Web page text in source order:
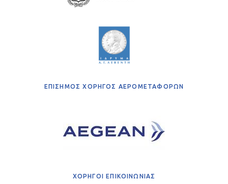
ΕΠΙΣΗΜΟΣ ΧΟΡΗΓΟΣ ΑΕΡΟΜΕΤΑΦΟΡΩΝ
ΧΟΡΗΓΟΙ ΕΠΙΚΟΙΝΩΝΙΑΣ